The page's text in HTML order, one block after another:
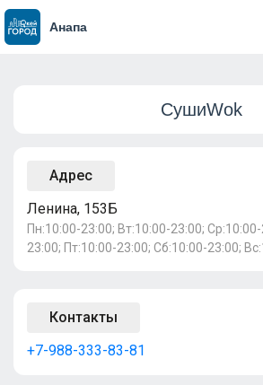
Анапа
СушиWok
Адрес
Ленина, 153Б
Пн:10:00-23:00; Вт:10:00-23:00;
23:00; Пт:10:00-23:00; Сб:10:00-23:00;
Контакты
+7-988-333-83-81